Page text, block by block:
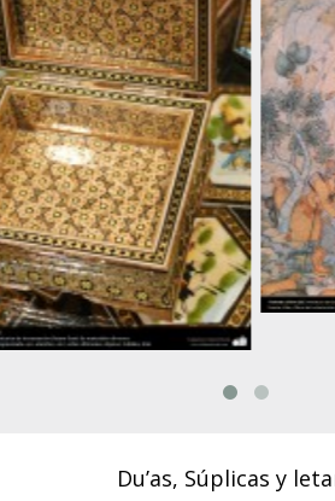
Du’as, Súplicas y